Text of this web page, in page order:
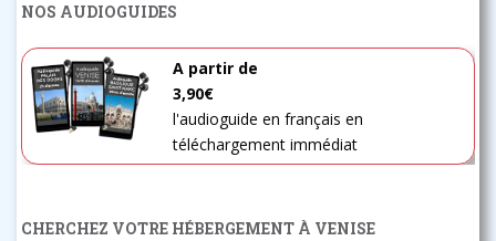
NOS AUDIOGUIDES
A partir de
3,90€
l'audioguide en français en
téléchargement immédiat
CHERCHEZ VOTRE HÉBERGEMENT À VENISE